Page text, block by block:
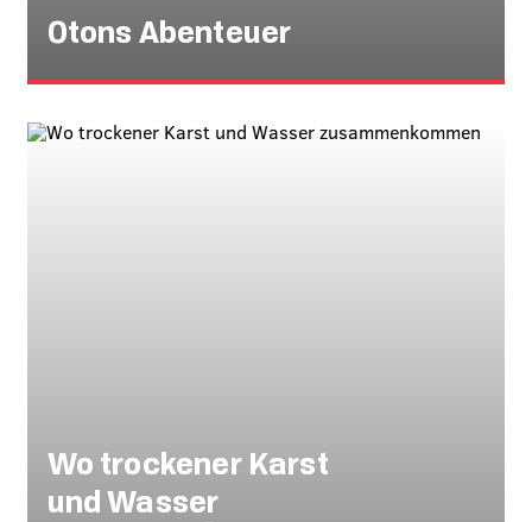
Otons Abenteuer
Wo trockener Karst
und Wasser